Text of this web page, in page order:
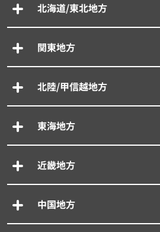
北海道/東北地方
関東地方
北陸/甲信越地方
東海地方
近畿地方
中国地方